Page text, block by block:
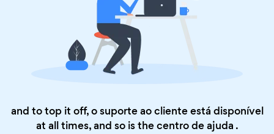
and to top it off, o suporte ao cliente está disponível
at all times, and so is thecentro de ajuda .